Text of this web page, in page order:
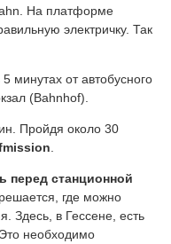
На платформе
электричку. Так
минутах от автобусного
(Bahnhof).
Пройдя около 30
перед станционной
где можно
Здесь, в Гессене, есть
необходимо